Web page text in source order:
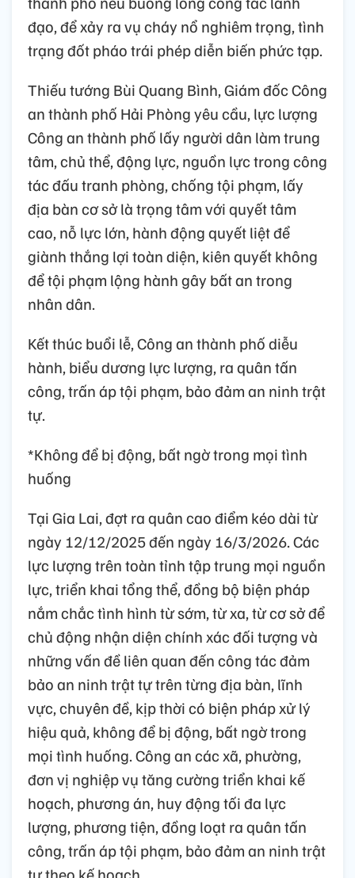
đạo, để xảy ra vụ cháy nổ nghiêm trọng, tình
trạng đốt pháo trái phép diễn biến phức tạp.
Thiếu tướng Bùi Quang Bình, Giám đốc Công
an thành phố Hải Phòng yêu cầu, lực lượng
Công an thành phố lấy người dân làm trung
tâm, chủ thể, động lực, nguồn lực trong công
tác đấu tranh phòng, chống tội phạm, lấy
địa bàn cơ sở là trọng tâm với quyết tâm
cao, nỗ lực lớn, hành động quyết liệt để
giành thắng lợi toàn diện, kiên quyết không
để tội phạm lộng hành gây bất an trong
nhân dân.
Kết thúc buổi lễ, Công an thành phố diễu
hành, biểu dương lực lượng, ra quân tấn
công, trấn áp tội phạm, bảo đảm an ninh trật
tự.
*Không để bị động, bất ngờ trong mọi tình
huống
Tại Gia Lai, đợt ra quân cao điểm kéo dài từ
ngày 12/12/2025 đến ngày 16/3/2026. Các
lực lượng trên toàn tỉnh tập trung mọi nguồn
lực, triển khai tổng thể, đồng bộ biện pháp
nắm chắc tình hình từ sớm, từ xa, từ cơ sở để
chủ động nhận diện chính xác đối tượng và
những vấn đề liên quan đến công tác đảm
bảo an ninh trật tự trên từng địa bàn, lĩnh
vực, chuyên đề, kịp thời có biện pháp xử lý
hiệu quả, không để bị động, bất ngờ trong
mọi tình huống. Công an các xã, phường,
đơn vị nghiệp vụ tăng cường triển khai kế
hoạch, phương án, huy động tối đa lực
lượng, phương tiện, đồng loạt ra quân tấn
công, trấn áp tội phạm, bảo đảm an ninh trật
tự theo kế hoạch.